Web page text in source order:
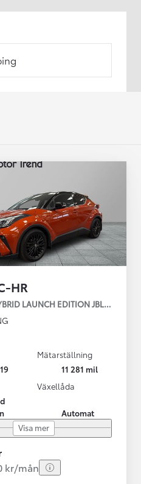
Vi har Sveriges mest nöjda
HR
LAUNCH EDITION JBL NAVI BI-
Mätarställning
11 281 mil
Växellåda
Automat
Visa mer
kr/mån